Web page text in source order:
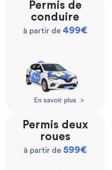
Permis de
conduire
à partir de 499€
En savoir plus >
Permis deux
roues
à partir de 599€